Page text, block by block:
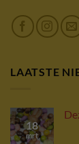
LAATSTE
18
mrt